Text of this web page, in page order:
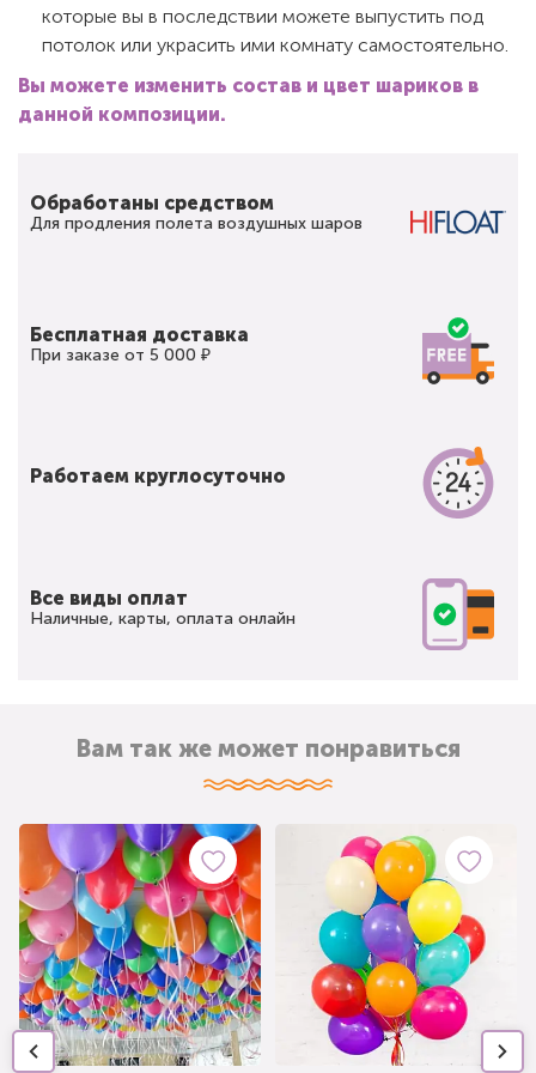
которые вы в последствии можете выпустить под
потолок или украсить ими комнату самостоятельно.
Вы можете изменить состав и цвет шариков в
данной композиции.
Обработаны средством
Для продления полета воздушных шаров
Бесплатная доставка
При заказе от 5 000 ₽
Работаем круглосуточно
Все виды оплат
Наличные, карты, оплата онлайн
Вам так же может понравиться